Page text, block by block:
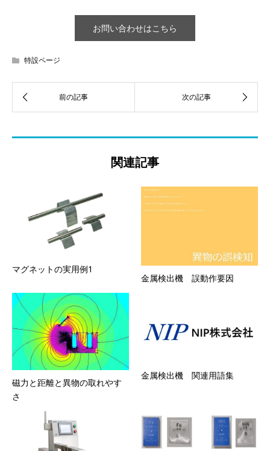
お問い合わせはこちら
特設ページ
関連記事
マグネットの実用例1
金属検出機 誤動作要因
磁力と距離と異物の取れやす
さ
金属検出機 関連用語集